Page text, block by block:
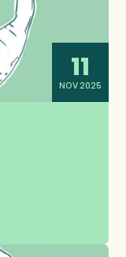
11
NOV 2025